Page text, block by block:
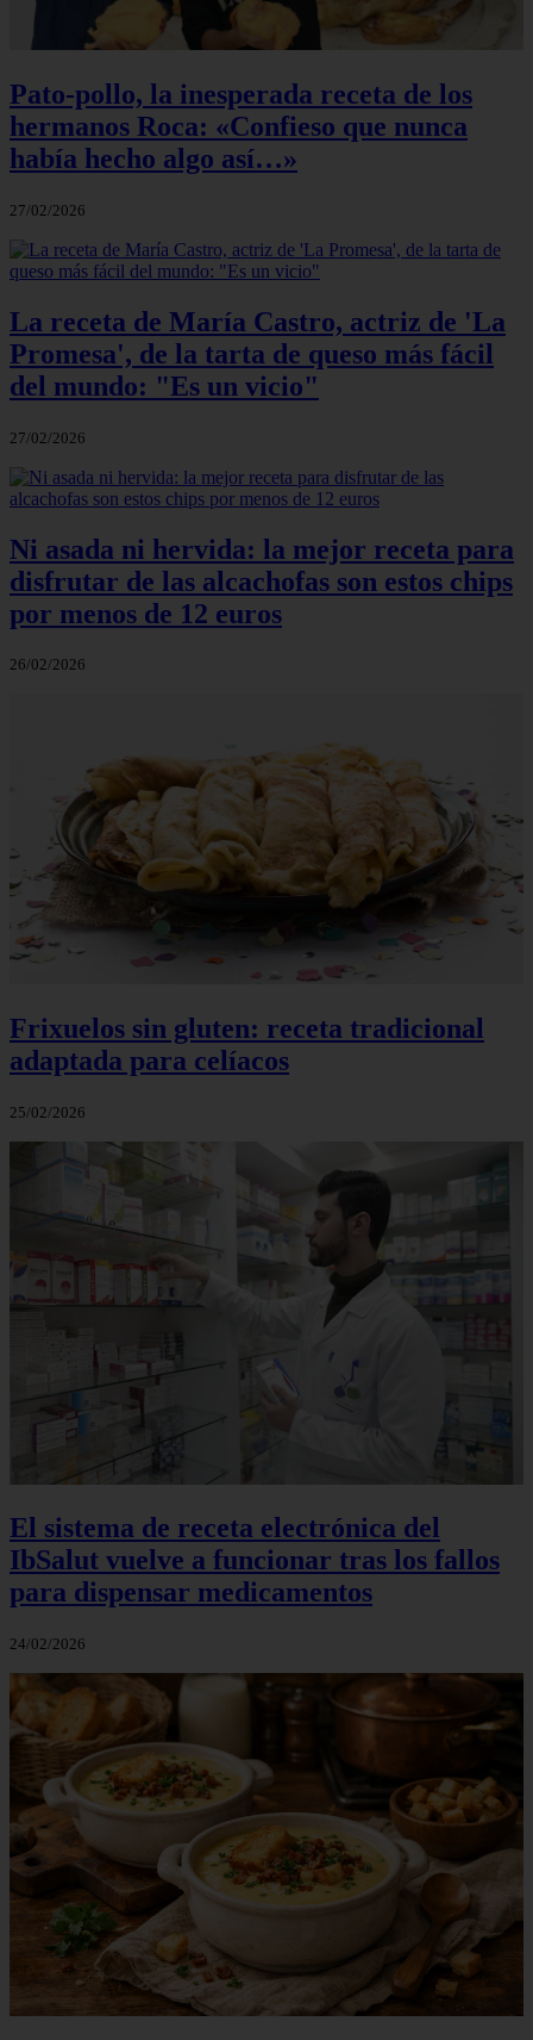
Pato-pollo, la inesperada receta de los
hermanos Roca: «Confieso que nunca
había hecho algo así…»
27/02/2026
La receta de María Castro, actriz de 'La
Promesa', de la tarta de queso más fácil
del mundo: "Es un vicio"
27/02/2026
Ni asada ni hervida: la mejor receta para
disfrutar de las alcachofas son estos chips
por menos de 12 euros
26/02/2026
Frixuelos sin gluten: receta tradicional
adaptada para celíacos
25/02/2026
El sistema de receta electrónica del
IbSalut vuelve a funcionar tras los fallos
para dispensar medicamentos
24/02/2026